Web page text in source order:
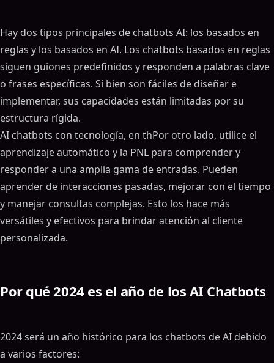
Hay dos tipos principales de chatbots AI: los basados en
reglas y los basados en AI. Los chatbots basados ​​en reglas
siguen guiones predefinidos y responden a palabras clave
o frases específicas. Si bien son fáciles de diseñar e
implementar, sus capacidades están limitadas por su
estructura rígida.
AI chatbots con tecnología, en thPor otro lado, utilice el
aprendizaje automático y la PNL para comprender y
responder a una amplia gama de entradas. Pueden
aprender de interacciones pasadas, mejorar con el tiempo
y manejar consultas complejas. Esto los hace más
versátiles y efectivos para brindar atención al cliente
personalizada.
Por qué 2024 es el año de los AI Chatbots
2024 será un año histórico para los chatbots de AI debido
a varios factores: